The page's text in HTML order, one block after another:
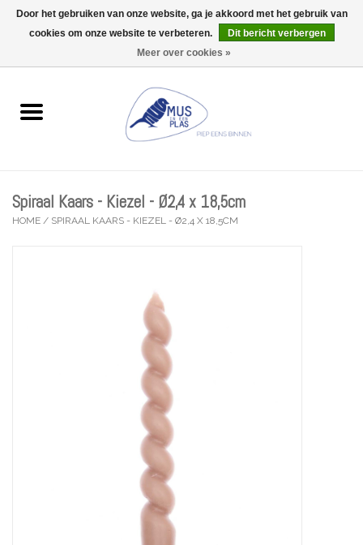
0 Artikelen - €0,00
Wenskaarten
Lifestyle
Spiraal Kaars - Kiezel - Ø2,4 x 18,5cm
HOME / SPIRAAL KAARS - KIEZEL - Ø2,4 X 18,5CM
Door het gebruiken van onze website, ga je akkoord met het gebruik van
cookies om onze website te verbeteren.
Dit bericht verbergen
Meer over cookies »
Wij zijn uitzonderlijk gesloten op Do 13/08